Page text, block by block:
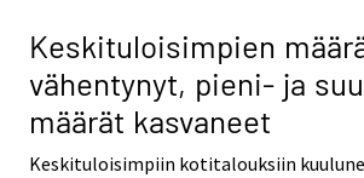
Keskituloisimpien
vähentynyt, pieni- ja
määrät kasvaneet
Keskituloisimpiin kotitalouksiin